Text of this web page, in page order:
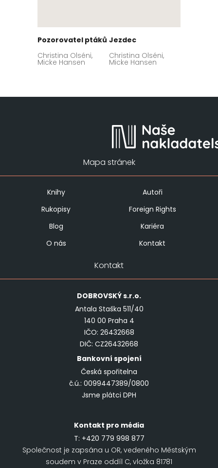
Pozorovatel ptáků
Christina Olséni,
Micke Hansen
Jezdec
Christina Olséni,
Micke Hansen
Mapa stránek
Knihy
Autoři
Rukopisy
Foreign Rights
Blog
Kariéra
O nás
Kontakt
Kontakt
DOBROVSKÝs.r.o.
Antala Staška 511/40
140 00 Praha 4
IČO: 26432668
DIČ: CZ26432668
Bankovní spojení
Česká spořitelna
č.ú.: 0099447389/0800
Jsme plátci DPH
Kontakt pro média
T: +420 779 998 877
Společnost je zapsána u OR, vedeného Městským
soudem v Praze oddíl C, vložka 81781